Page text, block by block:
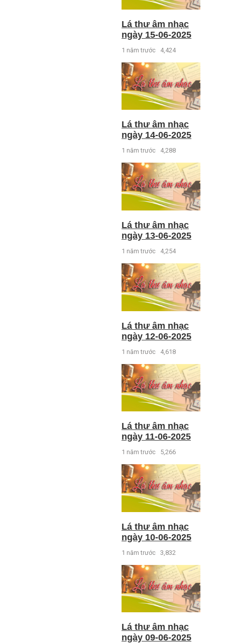
Lá thư âm nhạc
ngày 15-06-2025
1 năm trước 4,424
Lá thư âm nhạc
ngày 14-06-2025
1 năm trước 4,288
Lá thư âm nhạc
ngày 13-06-2025
1 năm trước 4,254
Lá thư âm nhạc
ngày 12-06-2025
1 năm trước 4,618
Lá thư âm nhạc
ngày 11-06-2025
1 năm trước 5,266
Lá thư âm nhạc
ngày 10-06-2025
1 năm trước 3,832
Lá thư âm nhạc
ngày 09-06-2025